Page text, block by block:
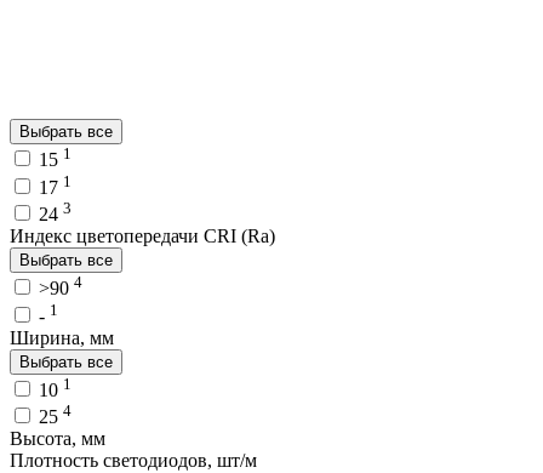
Выбрать все
15 1
17 1
24 3
Индекс цветопередачи CRI (Ra)
Выбрать все
>90 4
- 1
Ширина, мм
Выбрать все
10 1
25 4
Высота, мм
Плотность светодиодов, шт/м